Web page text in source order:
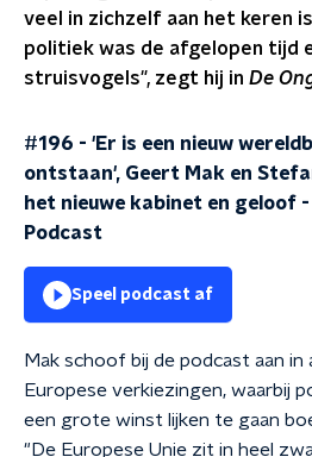
veel in zichzelf aan het keren
politiek was de afgelopen tijd
struisvogels", zegt hij in De
#196 - 'Er is een nieuw
ontstaan', Geert Mak en
het nieuwe kabinet en geloof -
Podcast
Speel podcast af
Mak schoof bij de podcast aan in
Europese verkiezingen, waarbij
een grote winst lijken te gaan
"De Europese Unie zit in heel